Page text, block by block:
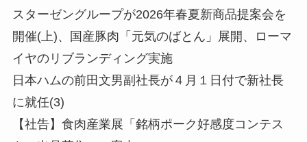
スターゼングループが2026年春夏新商品提案会を
開催(上)、国産豚肉「元気のばとん」展開、ローマ
イヤのリブランディング実施
日本ハムの前田文男副社長が４月１日付で新社長
に就任(3)
【社告】食肉産業展「銘柄ポーク好感度コンテス